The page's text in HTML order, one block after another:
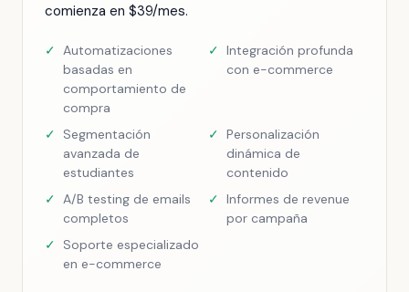
comienza en $39/mes.
✓ Automatizaciones
basadas en
comportamiento de
compra
✓ Integración profunda
con e-commerce
✓
Segmentación
avanzada de
estudiantes
✓ Personalización
dinámica de
contenido
✓ A/B testing de emails
completos
✓ Informes de revenue
por campaña
✓
Soporte especializado
en e-commerce